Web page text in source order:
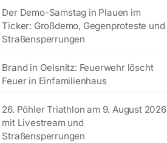
Der Demo-Samstag in Plauen im
Ticker: Großdemo, Gegenproteste und
Straßensperrungen
Brand in Oelsnitz: Feuerwehr löscht
Feuer in Einfamilienhaus
26. Pöhler Triathlon am 9. August 2026
mit Livestream und
Straßensperrungen